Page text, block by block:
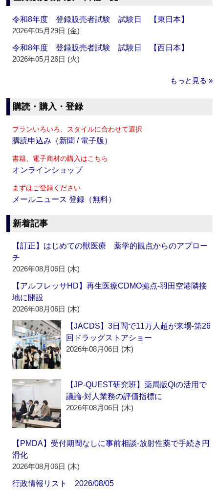
令和8年度 登録販売者試験 試験日 【東日本】
2026年05月29日 (金)
令和8年度 登録販売者試験 試験日 【西日本】
2026年05月26日 (火)
もっと見る »
購読・購入・登録
プランいろいろ、スタイルに合わせて選択
購読申込み（新聞 / 電子版）
書籍、電子商材の購入はこちら
オンラインショップ
まずはご登録ください
メールニュース 登録（無料）
新着記事
【訂正】はじめての獣医療 薬学的観点からのアプロー
チ
2026年08月06日 (木)
【アルフレッサHD】再生医療CDMO拠点‐羽田空港隣接
地に開設
2026年08月06日 (木)
【JACDS】3日間で11万人超が来場‐第26
回ドラッグストアショー
2026年08月06日 (木)
【JP-QUEST研究班】薬局版QIの活用で
議論‐対人業務の評価指標に
2026年08月06日 (木)
【PMDA】受付期間なしに事前相談‐放射性薬で手続き円
滑化
2026年08月06日 (木)
行政情報リスト 2026/08/05